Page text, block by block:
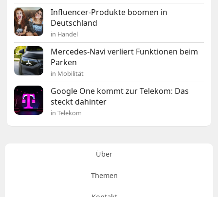
Influencer-Produkte boomen in
Deutschland
in Handel
Mercedes-Navi verliert Funktionen beim
Parken
in Mobilität
Google One kommt zur Telekom: Das
steckt dahinter
in Telekom
Über
Themen